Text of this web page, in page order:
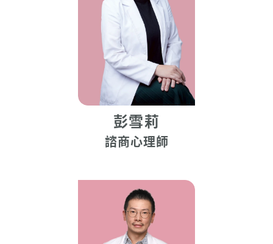
彭雪莉
諮商心理師